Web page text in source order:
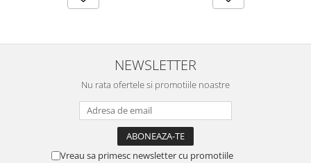
NEWSLETTER
Nu rata ofertele si promotiile noastre
Vreau sa primesc newsletter cu promotiile